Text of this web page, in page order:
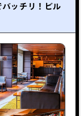
数
ッチリ！ビル